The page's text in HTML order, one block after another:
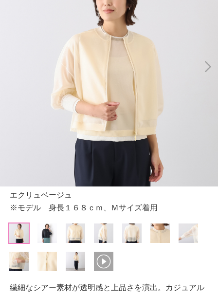
エクリュベージュ
※モデル 身長１６８ｃｍ、Ｍサイズ着用
繊細なシアー素材が透明感と上品さを演出。カジュアル